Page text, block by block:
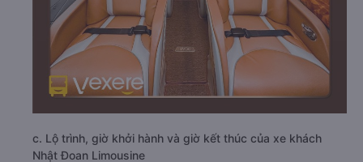
c. Lộ trình, giờ khởi hành và giờ kết thúc của xe khách
Nhật Đoan Limousine